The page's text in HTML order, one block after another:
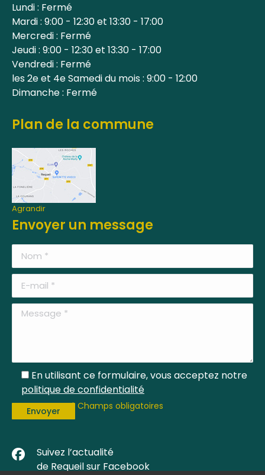
Lundi : Fermé
Mardi : 9:00 - 12:30 et 13:30 - 17:00
Mercredi : Fermé
Jeudi : 9:00 - 12:30 et 13:30 - 17:00
Vendredi : Fermé
les 2e et 4e Samedi du mois : 9:00 - 12:00
Dimanche : Fermé
Plan de la commune
Agrandir
Envoyer un message
En utilisant ce formulaire, vous acceptez notre
politique de confidentialité
* Champs obligatoires
Suivez l’actualité
de Requeil sur Facebook